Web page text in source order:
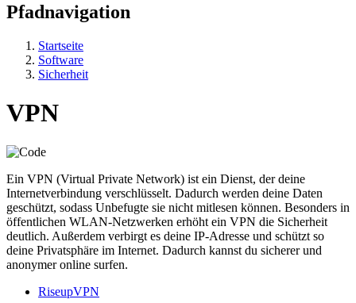
Pfadnavigation
Startseite
Software
Sicherheit
VPN
Ein VPN (Virtual Private Network) ist ein Dienst, der deine
Internetverbindung verschlüsselt. Dadurch werden deine Daten
geschützt, sodass Unbefugte sie nicht mitlesen können. Besonders in
öffentlichen WLAN-Netzwerken erhöht ein VPN die Sicherheit
deutlich. Außerdem verbirgt es deine IP-Adresse und schützt so
deine Privatsphäre im Internet. Dadurch kannst du sicherer und
anonymer online surfen.
RiseupVPN